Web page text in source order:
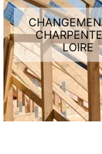
LOIRE